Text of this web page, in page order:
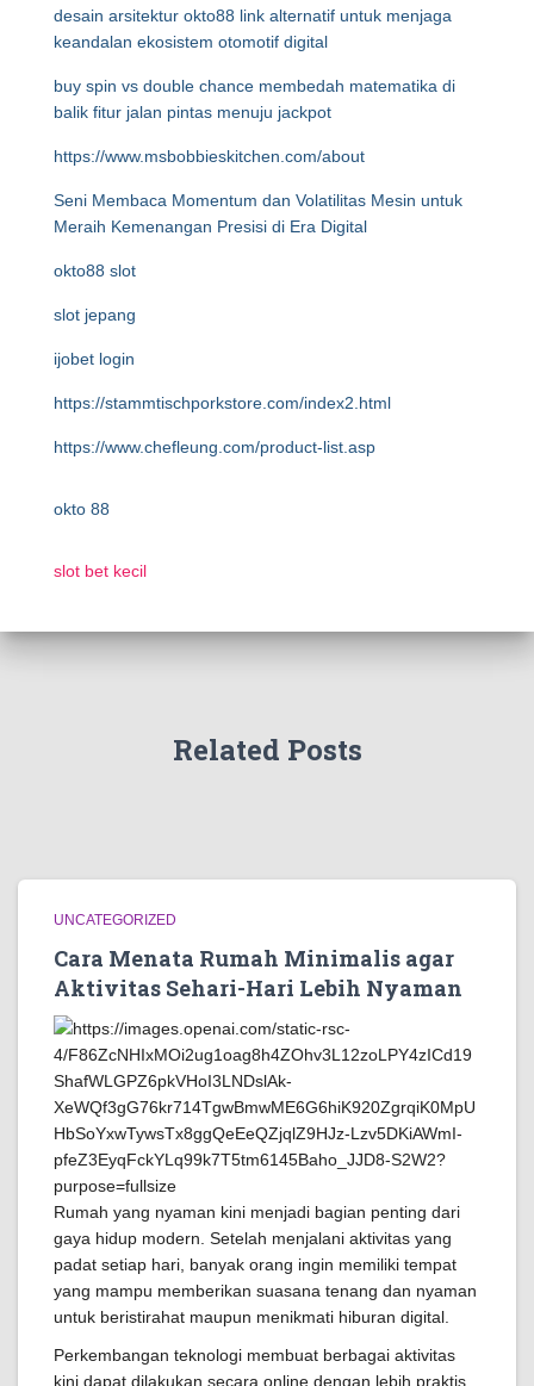
desain arsitektur okto88 link alternatif untuk menjaga
keandalan ekosistem otomotif digital
buy spin vs double chance membedah matematika di
balik fitur jalan pintas menuju jackpot
https://www.msbobbieskitchen.com/about
Seni Membaca Momentum dan Volatilitas Mesin untuk
Meraih Kemenangan Presisi di Era Digital
okto88 slot
slot jepang
ijobet login
https://stammtischporkstore.com/index2.html
https://www.chefleung.com/product-list.asp
okto 88
slot bet kecil
Related Posts
UNCATEGORIZED
Cara Menata Rumah Minimalis agar
Aktivitas Sehari-Hari Lebih Nyaman
Rumah yang nyaman kini menjadi bagian penting dari
gaya hidup modern. Setelah menjalani aktivitas yang
padat setiap hari, banyak orang ingin memiliki tempat
yang mampu memberikan suasana tenang dan nyaman
untuk beristirahat maupun menikmati hiburan digital.
Perkembangan teknologi membuat berbagai aktivitas
kini dapat dilakukan secara online dengan lebih praktis.